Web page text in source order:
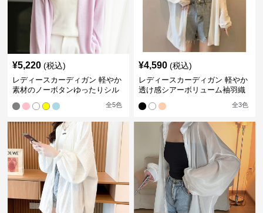
¥5,220 (税込)
レディースカーディガン 軽やか
素材のノーボタンゆったりシル
全5色
¥4,590 (税込)
レディースカーディガン 軽やか
透け感シアーボリューム袖羽織
全3色